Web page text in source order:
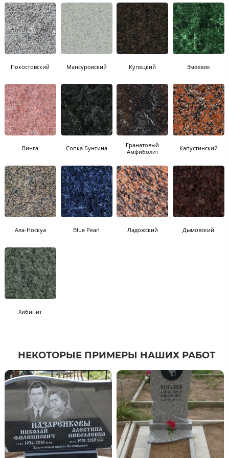
Покостовский Мансуровский Купецкий Змеевик
Винга Сопка Бунтина
Гранатовый
Амфиболит
Капустинский
Ала-Носкуа Blue Pearl Ладожский Дымовский
Хибинит
НЕКОТОРЫЕ ПРИМЕРЫ НАШИХ РАБОТ